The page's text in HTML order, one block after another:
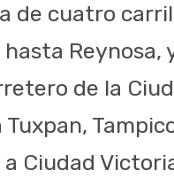
de cuatro
hasta Reynosa,
de la
Tuxpan,
Ciudad